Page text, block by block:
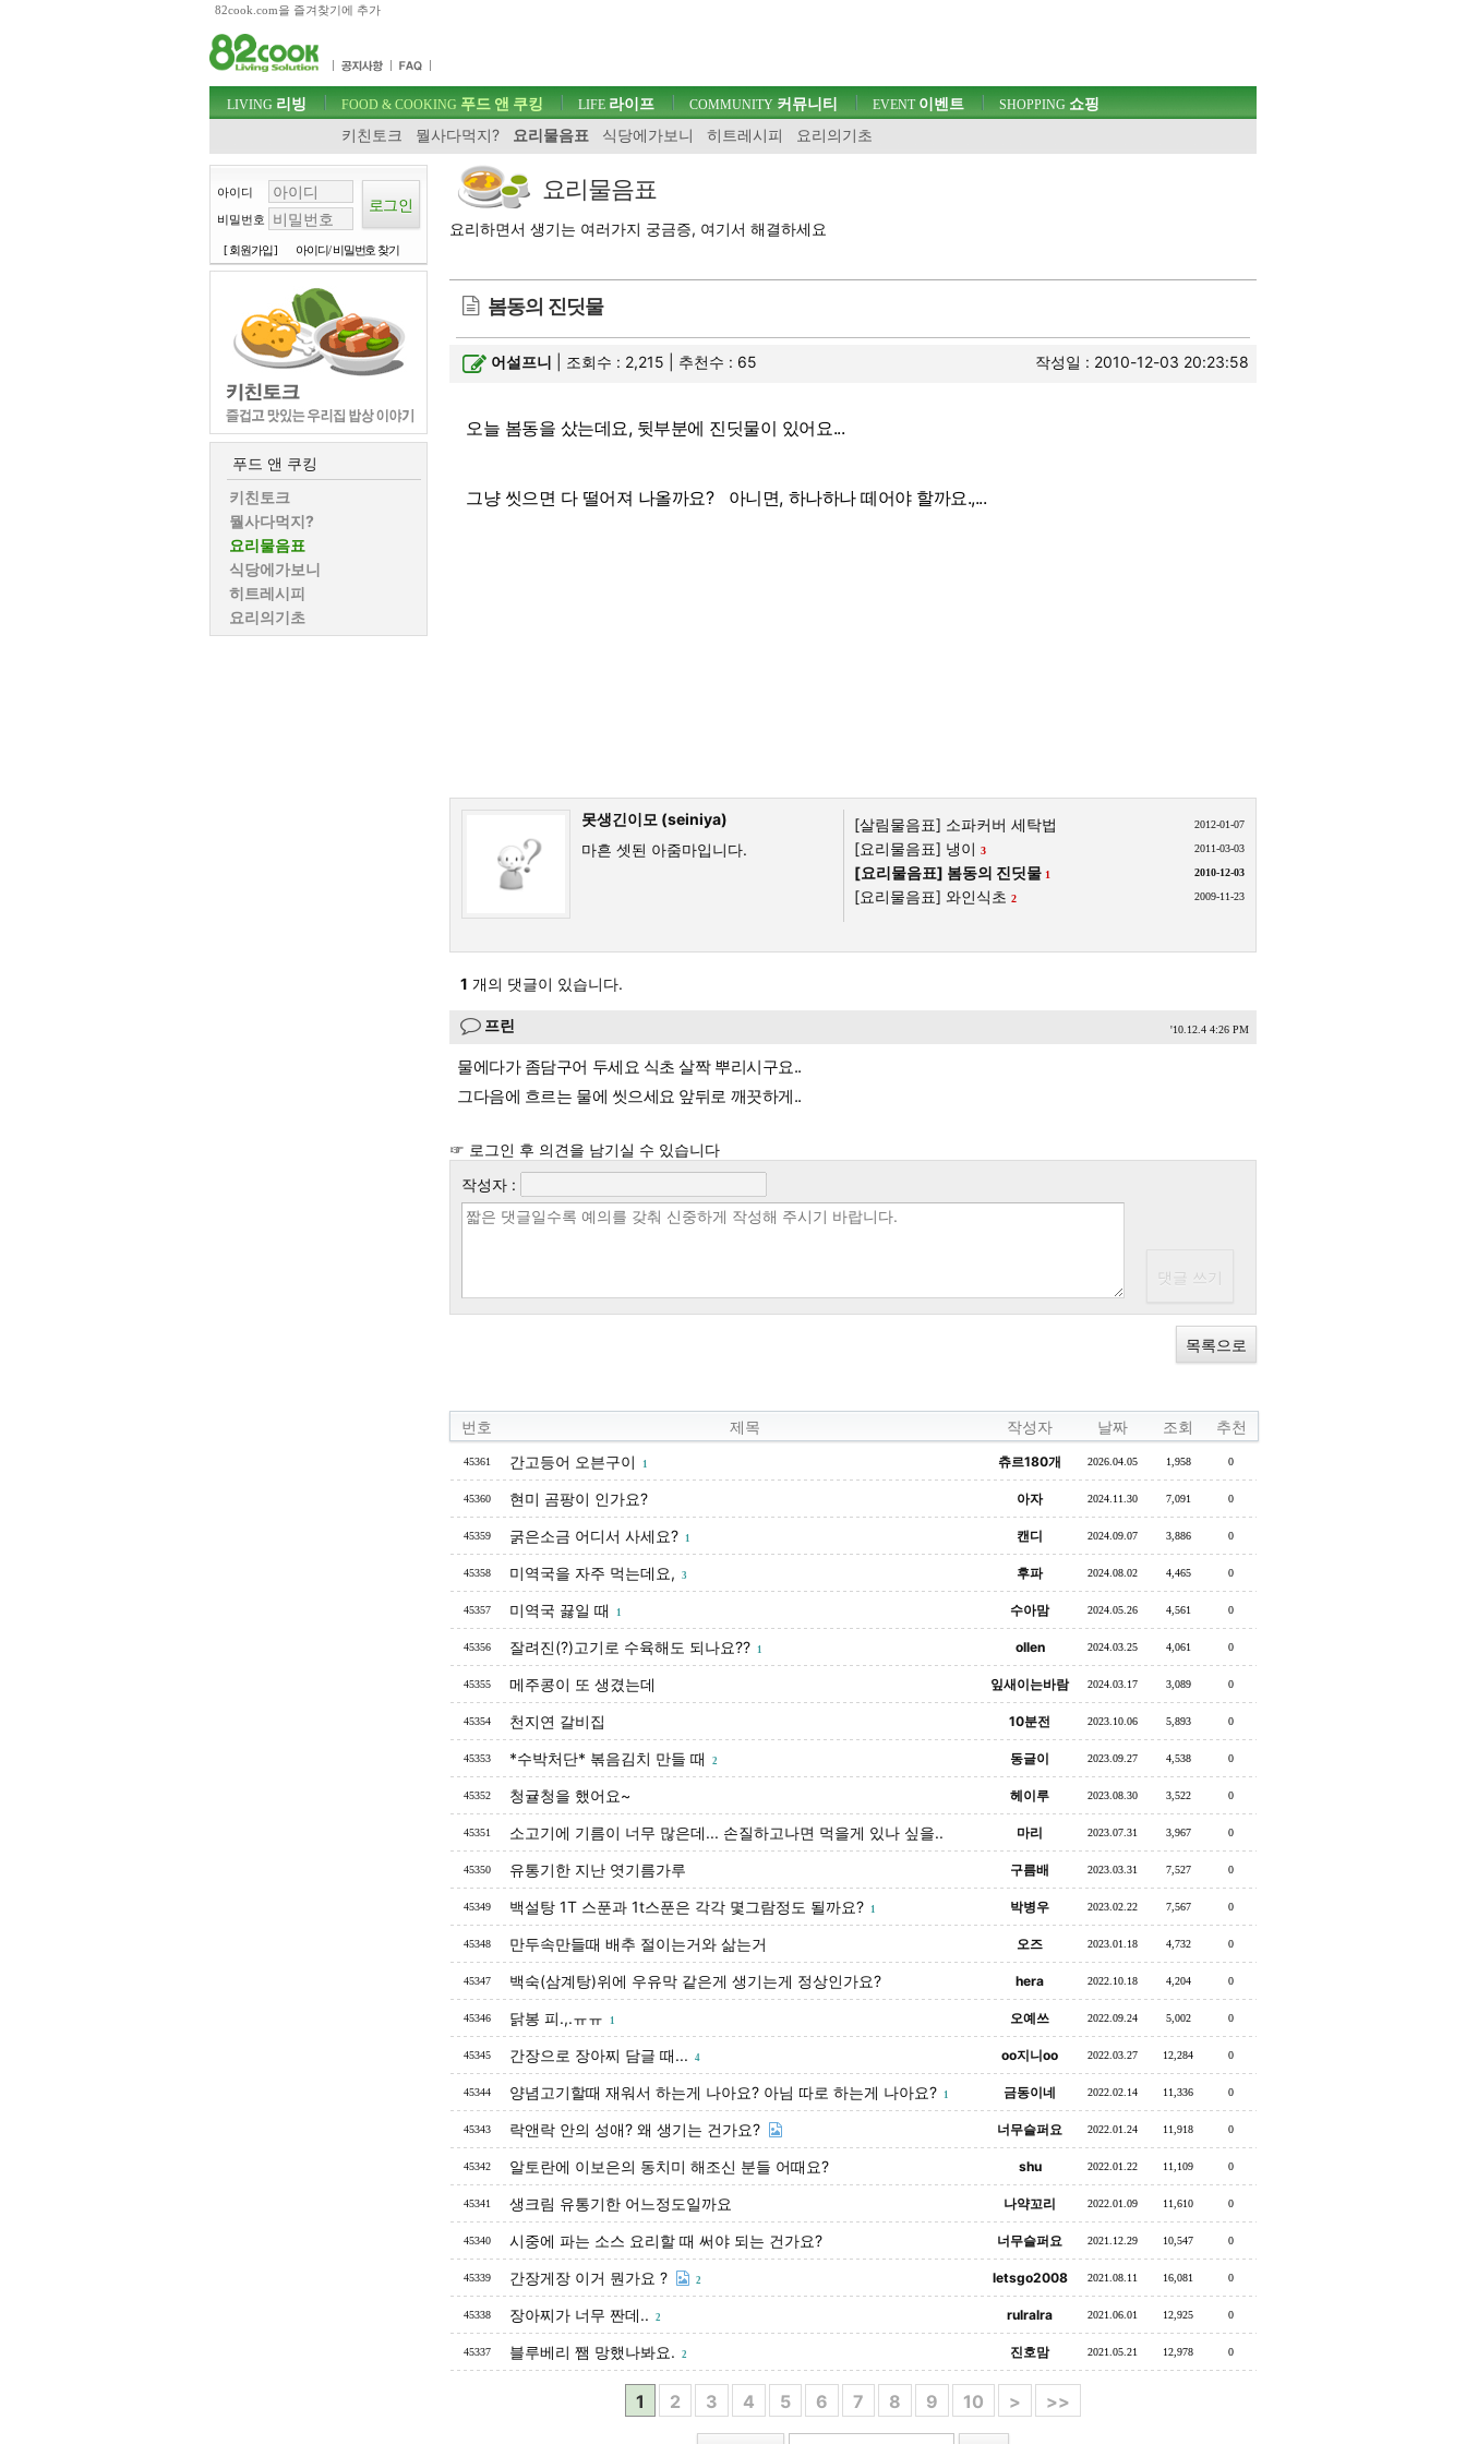
82cook.com을 즐겨찾기에 추가
주메뉴 바로가기
컨텐츠 바로가기
검색 바로가기
로그인 바로가기
주메뉴
LIVING 리빙 FOOD & COOKING 푸드 앤 쿠킹
키친토크
뭘사다먹지? 요리물음표 식당에가보니 히트레시피 요리의기초
LIFE 라이프 COMMUNITY 커뮤니티 EVENT이벤트 SHOPPING 쇼핑
아이디
비밀번호
[ 회원가입 ] 아이디/ 비밀번호 찾기
푸드 앤 쿠킹
키친토크
뭘사다먹지?
요리물음표
식당에가보니
히트레시피
요리의기초
요리물음표
요리하면서 생기는 여러가지 궁금증, 여기서 해결하세요
봄동의 진딧물
어설프니 | 조회수 : 2,215 | 추천수 : 65 작성일 : 2010-12-03 20:23:58
오늘 봄동을 샀는데요, 뒷부분에 진딧물이 있어요...
그냥 씻으면 다 떨어져 나올까요? 아니면, 하나하나 떼어야 할까요.,...
못생긴이모 (seiniya)
마흔 셋된 아줌마입니다.
[살림물음표] 소파커버 세탁법 2012-01-07
[요리물음표] 냉이 3 2011-03-03
[요리물음표] 봄동의 진딧물 1 2010-12-03
[요리물음표] 와인식초 2 2009-11-23
1 개의 댓글이 있습니다.
프린 '10.12.4 4:26 PM
물에다가 좀담구어 두세요 식초 살짝 뿌리시구요..
그다음에 흐르는 물에 씻으세요 앞뒤로 깨끗하게..
☞ 로그인 후 의견을 남기실 수 있습니다
작성자 :
목록으로
번호 제목 작성자 날짜 조회 추천
45361 간고등어 오븐구이 1 츄르180개 2026.04.05 1,958 0
45360 현미 곰팡이 인가요? 아자 2024.11.30 7,091 0
45359 굵은소금 어디서 사세요? 1 캔디 2024.09.07 3,886 0
45358 미역국을 자주 먹는데요, 3 후파 2024.08.02 4,465 0
45357 미역국 끓일 때 1 수아맘 2024.05.26 4,561 0
45356 잘려진(?)고기로 수육해도 되나요?? 1 ollen 2024.03.25 4,061 0
45355 메주콩이 또 생겼는데 잎새이는바람 2024.03.17 3,089 0
45354 천지연 갈비집 10분전 2023.10.06 5,893 0
45353 *수박처단* 볶음김치 만들 때 2 동글이 2023.09.27 4,538 0
45352 청귤청을 했어요~ 헤이루 2023.08.30 3,522 0
45351 소고기에 기름이 너무 많은데... 손질하고나면 먹을게 있나 싶을.. 마리 2023.07.31 3,967 0
45350 유통기한 지난 엿기름가루 구름배 2023.03.31 7,527 0
45349 백설탕 1T 스푼과 1t스푼은 각각 몇그람정도 될까요? 1 박병우 2023.02.22 7,567 0
45348 만두속만들때 배추 절이는거와 삶는거 오즈 2023.01.18 4,732 0
45347 백숙(삼계탕)위에 우유막 같은게 생기는게 정상인가요? hera 2022.10.18 4,204 0
45346 닭봉 피.,.ㅠㅠ 1 오예쓰 2022.09.24 5,002 0
45345 간장으로 장아찌 담글 때... 4 oo지니oo 2022.03.27 12,284 0
45344 양념고기할때 재워서 하는게 나아요? 아님 따로 하는게 나아요? 1 금동이네 2022.02.14 11,336 0
45343 락앤락 안의 성애? 왜 생기는 건가요? 너무슬퍼요 2022.01.24 11,918 0
45342 알토란에 이보은의 동치미 해조신 분들 어때요? shu 2022.01.22 11,109 0
45341 생크림 유통기한 어느정도일까요 나약꼬리 2022.01.09 11,610 0
45340 시중에 파는 소스 요리할 때 써야 되는 건가요? 너무슬퍼요 2021.12.29 10,547 0
45339 간장게장 이거 뭔가요 ? 2 letsgo2008 2021.08.11 16,081 0
45338 장아찌가 너무 짠데.. 2 rulralra 2021.06.01 12,925 0
45337 블루베리 쨈 망했나봐요. 2 진호맘 2021.05.21 12,978 0
1 2 3 4 5 6 7 8 9 10 > >>